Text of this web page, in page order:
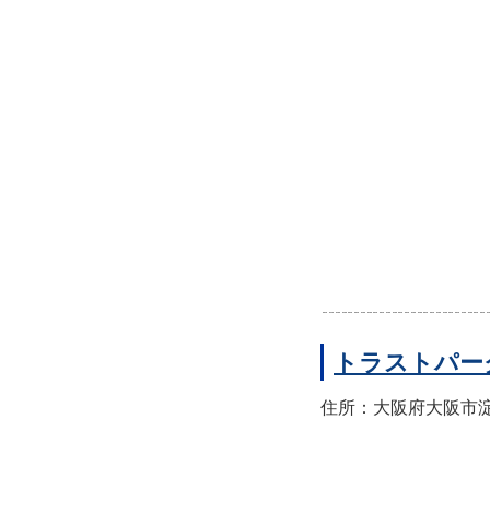
トラストパ
住所：大阪府大阪市